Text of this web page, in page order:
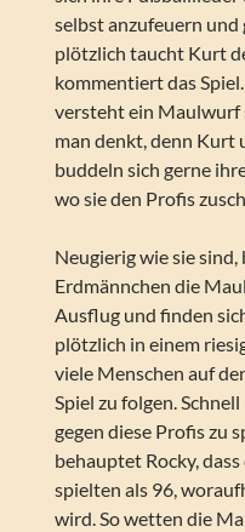
selbst anzufeuern
plötzlich taucht Kurt
kommentiert das
versteht ein Maulwurf
man denkt, denn Kurt
buddeln sich gerne
wo sie den Profis
Neugierig wie sie
Erdmännchen die
Ausflug und finden
plötzlich in einem
viele Menschen auf
Spiel zu folgen.
gegen diese Profis zu
behauptet Rocky,
spielten als 96,
wird. So wetten die